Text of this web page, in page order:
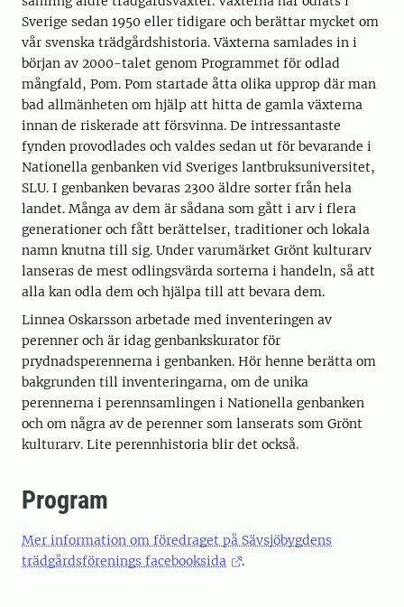
Sverige sedan 1950 eller tidigare och berättar mycket om
vår svenska trädgårdshistoria. Växterna samlades in i
början av 2000-talet genom Programmet för odlad
mångfald, Pom. Pom startade åtta olika upprop där man
bad allmänheten om hjälp att hitta de gamla växterna
innan de riskerade att försvinna. De intressantaste
fynden provodlades och valdes sedan ut för bevarande i
Nationella genbanken vid Sveriges lantbruksuniversitet,
SLU. I genbanken bevaras 2300 äldre sorter från hela
landet. Många av dem är sådana som gått i arv i flera
generationer och fått berättelser, traditioner och lokala
namn knutna till sig. Under varumärket Grönt kulturarv
lanseras de mest odlingsvärda sorterna i handeln, så att
alla kan odla dem och hjälpa till att bevara dem.
Linnea Oskarsson arbetade med inventeringen av
perenner och är idag genbankskurator för
prydnadsperennerna i genbanken. Hör henne berätta om
bakgrunden till inventeringarna, om de unika
perennerna i perennsamlingen i Nationella genbanken
och om några av de perenner som lanserats som Grönt
kulturarv. Lite perennhistoria blir det också.
Program
Mer information om föredraget på Sävsjöbygdens
trädgårdsförenings facebooksida
.